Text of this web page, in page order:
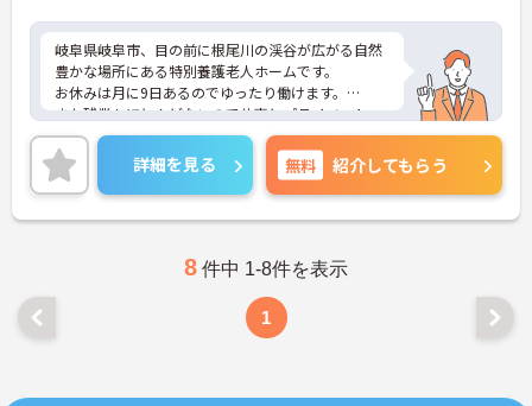
岐阜県岐阜市、目の前に根尾川の渓谷が広がる自然
豊かな場所にある特別養護老人ホームです。
お休みは月に9日あるのでゆったり働けます。
また残業もほとんどないので仕事とプライベート、
ご家庭との両立が可能です！
ご興味ある方には、面接対策ポイントなど、さらに
詳細をお話しいたしますのでお気軽にご相談くださ
い。
詳細を見る 無料 紹介してもらう
8 件中 1-8件を表示
1